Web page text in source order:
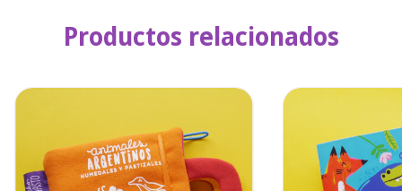
Productos relacionados